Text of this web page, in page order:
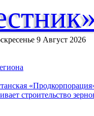
9 Август 2026